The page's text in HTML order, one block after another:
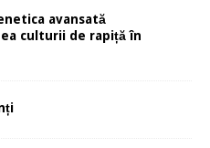
avansată
culturii de rapiță în